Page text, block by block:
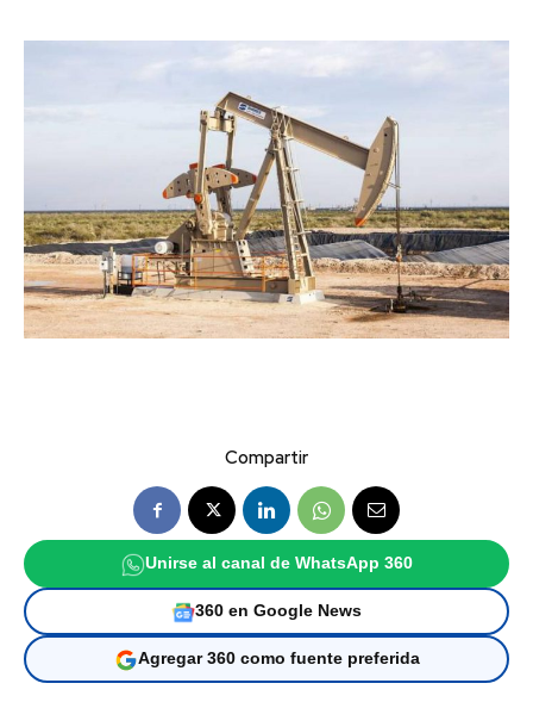
Compartir
Unirse al canal de WhatsApp 360
360 en Google News
Agregar 360 como fuente preferida